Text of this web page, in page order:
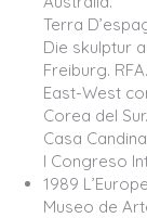
Terra
Die skulptur
Freiburg. RFA.
East-West
Corea del Sur.
Casa
I Congreso
1989
Museo de